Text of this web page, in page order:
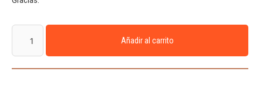
Añadir al carrito